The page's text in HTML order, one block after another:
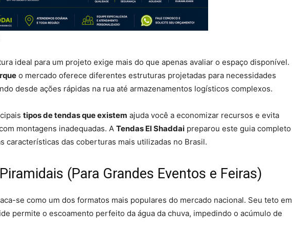
ideal para um projeto exige mais do que apenas avaliar o espaço disponível.
o mercado oferece diferentes estruturas projetadas para necessidades
desde ações rápidas na rua até armazenamentos logísticos complexos.
tipos de tendas que existem ajuda você a economizar recursos e evita
montagens inadequadas. A Tendas El Shaddai preparou este guia completo
características das coberturas mais utilizadas no Brasil.
(Para Grandes Eventos e Feiras)
se como um dos formatos mais populares do mercado nacional. Seu teto em
permite o escoamento perfeito da água da chuva, impedindo o acúmulo de